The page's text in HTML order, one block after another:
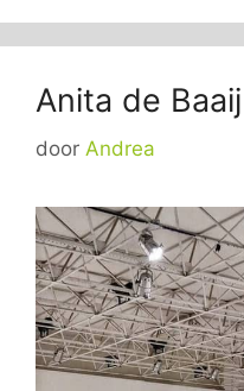
Anita de
door Andrea